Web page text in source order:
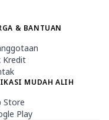
& BANTUAN
Kredit
MUDAH ALIH
Store
Play